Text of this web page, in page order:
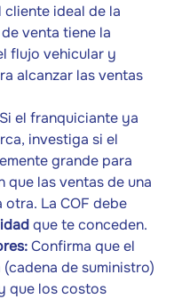
ideal de la
venta tiene la
flujo vehicular y
alcanzar las ventas
Si el franquiciante ya
investiga si el
grande para
que las ventas de una
otra. La COF debe
que te conceden.
Confirma que el
de suministro)
que los costos